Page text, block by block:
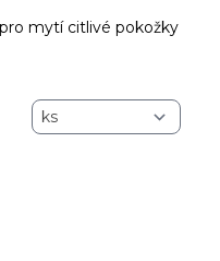
mytí citlivé pokožky